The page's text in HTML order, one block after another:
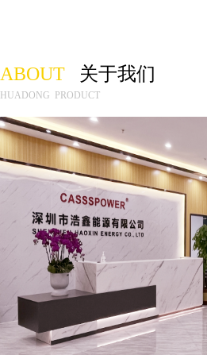
ABOUT 关于我们
HUADONG PRODUCT